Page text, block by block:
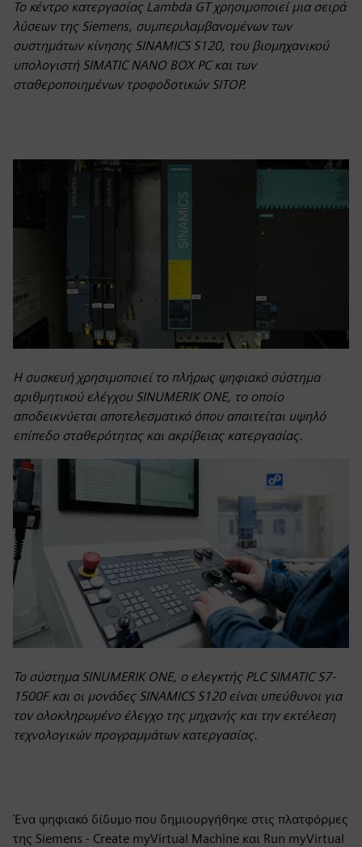
Το κέντρο κατεργασίας Lambda GT χρησιμοποιεί μια σειρά
λύσεων της Siemens, συμπεριλαμβανομένων των
συστημάτων κίνησης SINAMICS S120, του βιομηχανικού
υπολογιστή SIMATIC NANO BOX PC και των
σταθεροποιημένων τροφοδοτικών SITOP.
Η συσκευή χρησιμοποιεί το πλήρως ψηφιακό σύστημα
αριθμητικού ελέγχου SINUMERIK ONE, το οποίο
αποδεικνύεται αποτελεσματικό όπου απαιτείται υψηλό
επίπεδο σταθερότητας και ακρίβειας κατεργασίας.
Το σύστημα SINUMERIK ONE, ο ελεγκτής PLC SIMATIC S7-
1500F και οι μονάδες SINAMICS S120 είναι υπεύθυνοι για
τον ολοκληρωμένο έλεγχο της μηχανής και την εκτέλεση
τεχνολογικών προγραμμάτων κατεργασίας.
Ένα ψηφιακό δίδυμο που δημιουργήθηκε στις πλατφόρμες
της Siemens - Create myVirtual Machine και Run myVirtual